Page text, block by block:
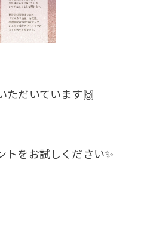
ただいています🙌
をお試しください✨